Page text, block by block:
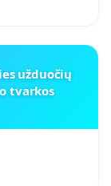
užduočių
tvarkos